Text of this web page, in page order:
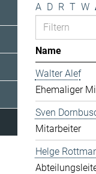
A D R T W
Name
Walter Alef
Ehemaliger
Sven
Mitarbeiter
Helge